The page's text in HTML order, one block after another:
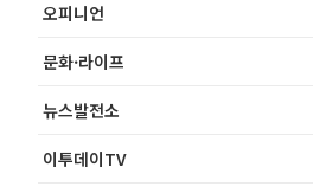
오피니언
문화·라이프
뉴스발전소
이투데이TV